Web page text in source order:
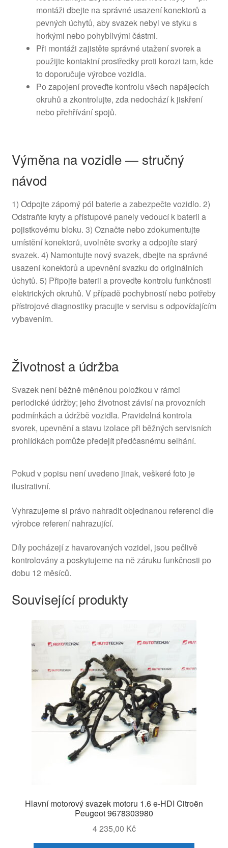
montáži dbejte na správné usazení konektorů a
pevných úchytů, aby svazek nebyl ve styku s
horkými nebo pohyblivými částmi.
Při montáži zajistěte správné utažení svorek a
použijte kontaktní prostředky proti korozi tam, kde
to doporučuje výrobce vozidla.
Po zapojení proveďte kontrolu všech napájecích
okruhů a zkontrolujte, zda nedochází k jiskření
nebo přehřívání spojů.
Výměna na vozidle — stručný
návod
1) Odpojte záporný pól baterie a zabezpečte vozidlo. 2)
Odstraňte kryty a přístupové panely vedoucí k baterii a
pojistkovému bloku. 3) Označte nebo zdokumentujte
umístění konektorů, uvolněte svorky a odpojíte starý
svazek. 4) Namontujte nový svazek, dbejte na správné
usazení konektorů a upevnění svazku do originálních
úchytů. 5) Připojte baterii a proveďte kontrolu funkčnosti
elektrických okruhů. V případě pochybností nebo potřeby
přístrojové diagnostiky pracujte v servisu s odpovídajícím
vybavením.
Životnost a údržba
Svazek není běžně měněnou položkou v rámci
periodické údržby; jeho životnost závisí na provozních
podmínkách a údržbě vozidla. Pravidelná kontrola
svorek, upevnění a stavu izolace při běžných servisních
prohlídkách pomůže předejít předčasnému selhání.
Pokud v popisu není uvedeno jinak, veškeré foto je
ilustrativní.
Vyhrazujeme si právo nahradit objednanou referenci dle
výrobce referení nahrazující.
Díly pocházejí z havarovaných vozidel, jsou pečlivě
kontrolovány a poskytujeme na ně záruku funkčnosti po
dobu 12 měsíců.
Související produkty
Hlavní motorový svazek motoru 1.6 e-HDI Citroën
Peugeot 9678303980
4 235,00 Kč